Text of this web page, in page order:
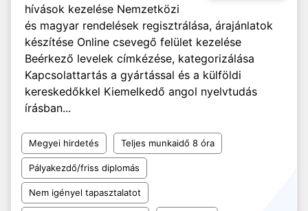
hívások kezelése Nemzetközi
és magyar rendelések regisztrálása, árajánlatok
készítése Online csevegő felület kezelése
Beérkező levelek címkézése, kategorizálása
Kapcsolattartás a gyártással és a külföldi
kereskedőkkel Kiemelkedő angol nyelvtudás
írásban...
Megyei hirdetés Teljes munkaidő 8 óra
Pályakezdő/friss diplomás
Nem igényel tapasztalatot